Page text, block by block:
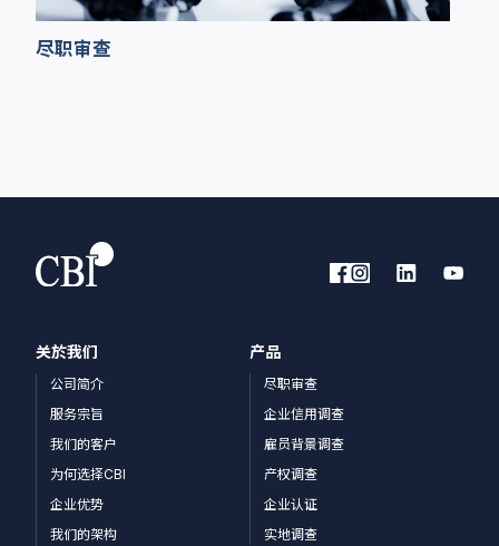
尽职审查
关於我们
公司简介
服务宗旨
我们的客户
为何选择CBI
企业优势
我们的架构
产品
尽职审查
企业信用调查
雇员背景调查
产权调查
企业认证
实地调查